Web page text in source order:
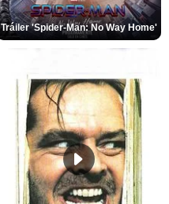
Tráiler 'Spider-Man: No Way Home'